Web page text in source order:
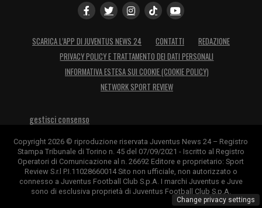
SCARICA L’APP DI JUVENTUS NEWS 24 CONTATTI
REDAZIONE
PRIVACY POLICY E TRATTAMENTO DEI DATI PERSONALI
INFORMATIVA ESTESA SUI COOKIE (COOKIE POLICY)
NETWORK SPORT REVIEW
gestisci consenso
Copyright 2026 © riproduzione riservata Juventus News 24 – Registro
Stampa Tribunale di Torino n. 45 del 07/09/2021 - Iscritto al Registro
Operatori di Comunicazione al n. 26692 Editore e proprietario: Sport
Review S.r.l P.I.11028660014 Sito non ufficiale, non autorizzato o
connesso a Juventus Football Club S.p.A. I marchi Juventus e Juve
sono di esclusiva proprietà di Juventus Football Club S.p.A.
Change privacy settings